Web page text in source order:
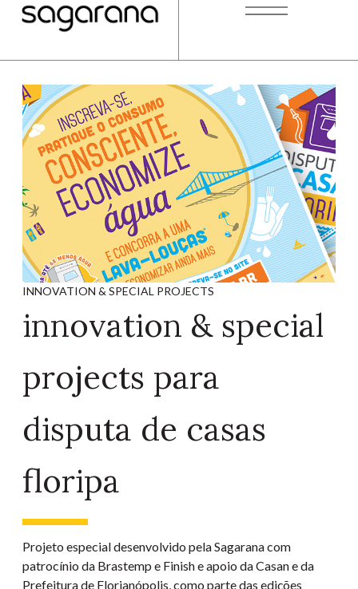
INNOVATION & SPECIAL PROJECTS
innovation & special
projects para
disputa de casas
floripa
Projeto especial desenvolvido pela Sagarana com
patrocínio da Brastemp e Finish e apoio da Casan e da
Prefeitura de Florianópolis, como parte das edições